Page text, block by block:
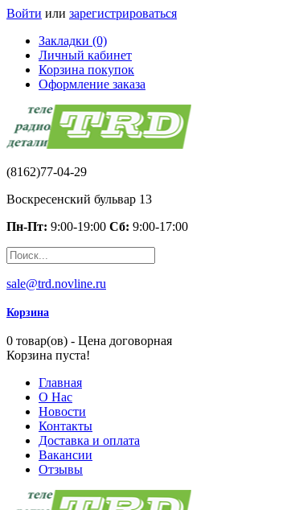
Войти или зарегистрироваться
Закладки (0)
Личный кабинет
Корзина покупок
Оформление заказа
(8162)77-04-29
Воскресенский бульвар 13
Пн-Пт: 9:00-19:00 Сб: 9:00-17:00
sale@trd.novline.ru
Корзина
0 товар(ов) - Цена договорная
Корзина пуста!
Главная
О Нас
Новости
Контакты
Доставка и оплата
Вакансии
Отзывы